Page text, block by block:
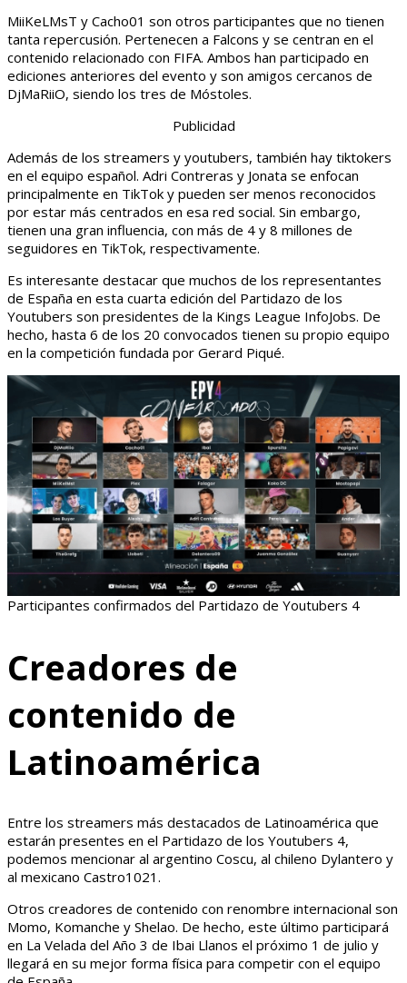
MiiKeLMsT y Cacho01 son otros participantes que no tienen
tanta repercusión. Pertenecen a Falcons y se centran en el
contenido relacionado con FIFA. Ambos han participado en
ediciones anteriores del evento y son amigos cercanos de
DjMaRiiO, siendo los tres de Móstoles.
Publicidad
Además de los streamers y youtubers, también hay tiktokers
en el equipo español. Adri Contreras y Jonata se enfocan
principalmente en TikTok y pueden ser menos reconocidos
por estar más centrados en esa red social. Sin embargo,
tienen una gran influencia, con más de 4 y 8 millones de
seguidores en TikTok, respectivamente.
Es interesante destacar que muchos de los representantes
de España en esta cuarta edición del Partidazo de los
Youtubers son presidentes de la Kings League InfoJobs. De
hecho, hasta 6 de los 20 convocados tienen su propio equipo
en la competición fundada por Gerard Piqué.
Participantes confirmados del Partidazo de Youtubers 4
Creadores de
contenido de
Latinoamérica
Entre los streamers más destacados de Latinoamérica que
estarán presentes en el Partidazo de los Youtubers 4,
podemos mencionar al argentino Coscu, al chileno Dylantero y
al mexicano Castro1021.
Otros creadores de contenido con renombre internacional son
Momo, Komanche y Shelao. De hecho, este último participará
en La Velada del Año 3 de Ibai Llanos el próximo 1 de julio y
llegará en su mejor forma física para competir con el equipo